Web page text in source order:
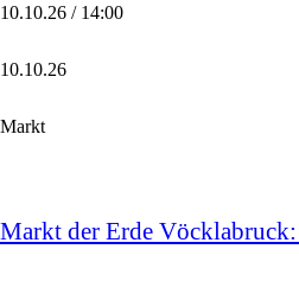
10.10.26 / 14:00
10.10.26
Markt
Markt der Erde